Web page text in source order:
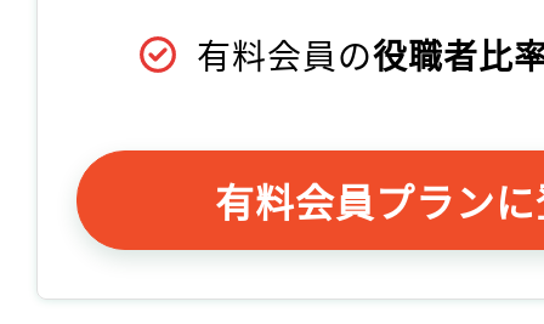
有料会員の役職者比
有料会員プラン